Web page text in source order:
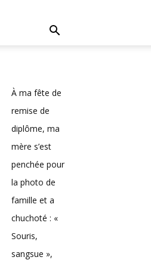
À ma fête de
remise de
diplôme, ma
mère s’est
penchée pour
la photo de
famille et a
chuchoté : «
Souris,
sangsue »,